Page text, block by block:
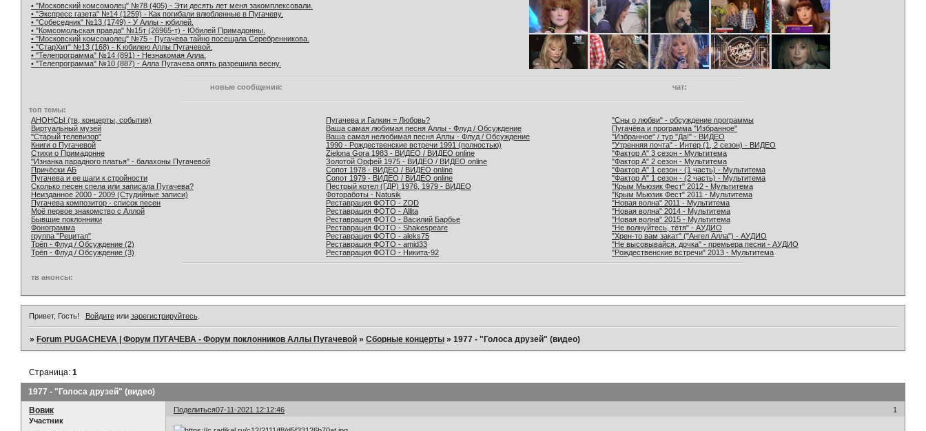
• "Московский комсомолец" №78 (405) - Эти десять лет меня закомплексовали.
• "Экспресс газета" №14 (1259) - Как погибали влюбленные в Пугачеву.
• "Собеседник" №13 (1749) - У Аллы - юбилей.
• "Комсомольская правда" №15т (26965-т) - Юбилей Примадонны.
• "Московский комсомолец" №75 - Пугачева тайно посещала Серебренникова.
• "СтарХит" №13 (168) - К юбилею Аллы Пугачевой.
• "Телепрограмма" №14 (891) - Незнакомая Алла.
• "Телепрограмма" №10 (887) - Алла Пугачева опять разрешила весну.
новые сообщения: чат:
топ темы:
АНОНСЫ (тв, концерты, события)
Виртуальный музей
"Старый телевизор"
Книги о Пугачевой
Стихи о Примадонне
"Изнанка парадного платья" - балахоны Пугачевой
Причёски АБ
Пугачева и ее шаги к стройности
Сколько песен спела или записала Пугачева?
Неизданное 2000 - 2009 (Студийные записи)
Пугачева композитор - список песен
Моё первое знакомство с Аллой
Бывшие поклонники
Фонограмма
группа "Рецитал"
Трёп - Флуд / Обсуждение (2)
Трёп - Флуд / Обсуждение (3)
Пугачева и Галкин = Любовь?
Ваша самая любимая песня Аллы - Флуд / Обсуждение
Ваша самая нелюбимая песня Аллы - Флуд / Обсуждение
1990 - Рождественские встречи 1991 (полностью)
Zielona Gora 1983 - ВИДЕО / ВИДЕО online
Золотой Орфей 1975 - ВИДЕО / ВИДЕО online
Сопот 1978 - ВИДЕО / ВИДЕО online
Сопот 1979 - ВИДЕО / ВИДЕО online
Пестрый котел (ГДР) 1976, 1979 - ВИДЕО
Фотоработы - Natusik
Реставрация ФОТО - ZDD
Реставрация ФОТО - Allita
Реставрация ФОТО - Василий Барбье
Реставрация ФОТО - Shakespeare
Реставрация ФОТО - aleks75
Реставрация ФОТО - amid33
Реставрация ФОТО - Никита-92
"Сны о любви" - обсуждение программы
Пугачёва и программа "Избранное"
"Избранное" / тур "Да!" - ВИДЕО
"Утренняя почта" - Интер (1, 2 сезон) - ВИДЕО
"Фактор А" 3 сезон - Мультитема
"Фактор А" 2 сезон - Мультитема
"Фактор А" 1 сезон - (1 часть) - Мультитема
"Фактор А" 1 сезон - (2 часть) - Мультитема
"Крым Мьюзик Фест" 2012 - Мультитема
"Крым Мьюзик Фест" 2011 - Мультитема
"Новая волна" 2011 - Мультитема
"Новая волна" 2014 - Мультитема
"Новая волна" 2015 - Мультитема
"Не волнуйтесь, тётя" - АУДИО
"Хрен-то вам закат" ("Ангел Алла") - АУДИО
"Не высовывайся, дочка" - премьера песни - АУДИО
"Рождественские встречи" 2013 - Мультитема
тв анонсы:
Привет, Гость! Войдитеили зарегистрируйтесь.
»Forum PUGACHEVA | Форум ПУГАЧЕВА - Форум поклонников Аллы Пугачевой »Сборные концерты »1977 - "Голоса друзей" (видео)
1977 - "Голоса друзей" (видео)
Страница:1
Поделиться 1
07-11-2021 12:12:46
Вовик
Участник